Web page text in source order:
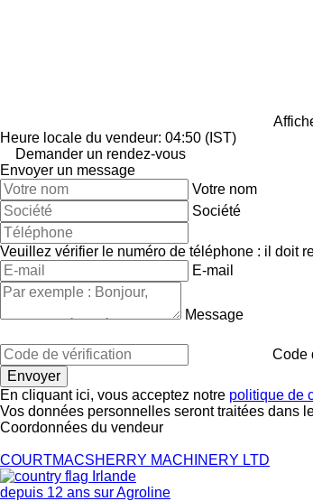
Heure locale du vendeur: 04:50 (IST)
Demander un rendez-vous
Envoyer un message
Votre nom
Société
Veuillez vérifier le numéro de téléphone : il doit
E-mail
Message
Code
En cliquant ici, vous acceptez notre politique de
Vos données personnelles seront traitées dans
Coordonnées du vendeur
COURTMACSHERRY MACHINERY LTD
Irlande
depuis 12 ans sur Agroline